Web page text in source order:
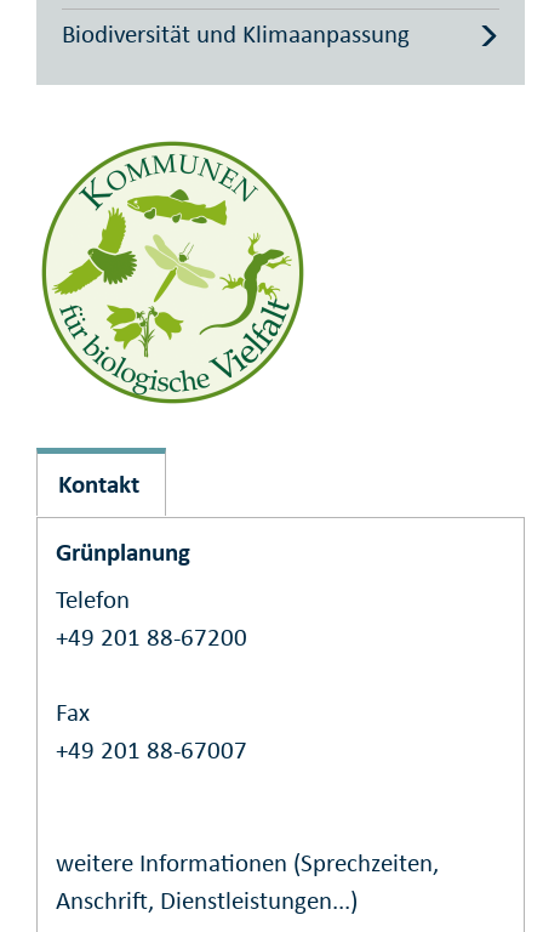
Biodiversität und Klimaanpassung
Kontakt
Grünplanung
Telefon
+49 201 88-67200
Fax
+49 201 88-67007
weitere Informationen (Sprechzeiten,
Anschrift, Dienstleistungen...)